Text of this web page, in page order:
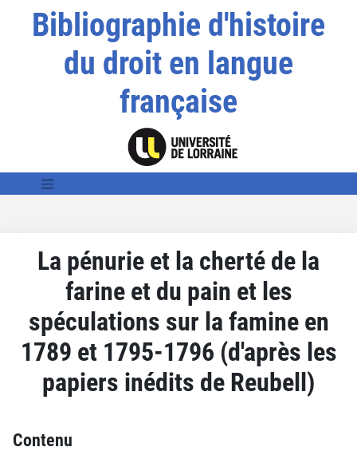
Bibliographie d'histoire
du droit en langue
française
La pénurie et la cherté de la
farine et du pain et les
spéculations sur la famine en
1789 et 1795-1796 (d'après les
papiers inédits de Reubell)
Contenu